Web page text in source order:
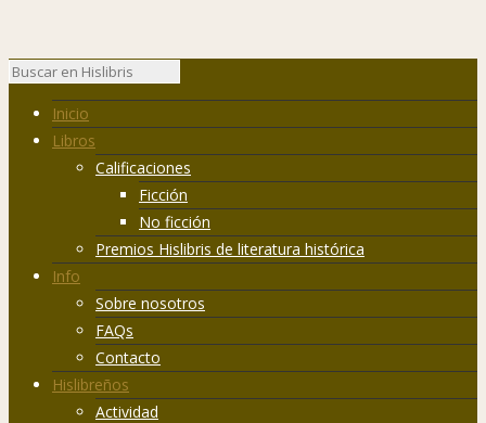
Inicio
Libros
Calificaciones
Ficción
No ficción
Premios Hislibris de literatura histórica
Info
Sobre nosotros
FAQs
Contacto
Hislibreños
Actividad